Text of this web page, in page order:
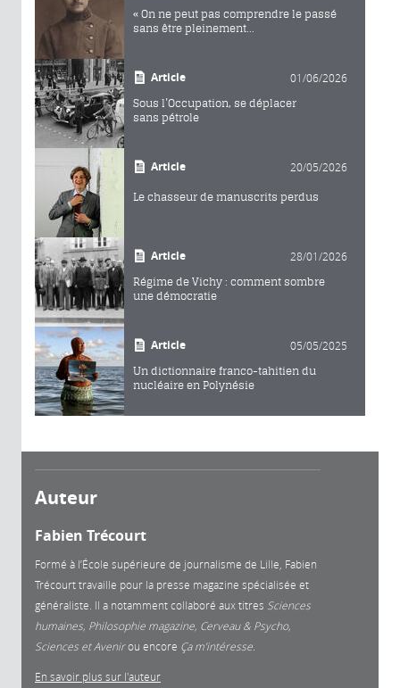
« On ne peut pas comprendre le passé
sans être pleinement...
Article 01/06/2026
Sous l’Occupation, se déplacer
sans pétrole
Article 20/05/2026
Le chasseur de manuscrits perdus
Article 28/01/2026
Régime de Vichy : comment sombre
une démocratie
Article 05/05/2025
Un dictionnaire franco-tahitien du
nucléaire en Polynésie
Auteur
Fabien Trécourt
Formé à l’École supérieure de journalisme de Lille, Fabien
Trécourt travaille pour la presse magazine spécialisée et
généraliste. Il a notamment collaboré aux titres Sciences
humaines, Philosophie magazine, Cerveau & Psycho,
Sciences et Avenirou encore Ça m’intéresse.
En savoir plus sur l'auteur